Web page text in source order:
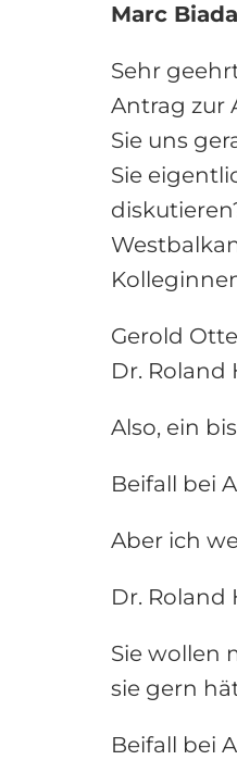
Marc
Sehr
Antrag zur
Sie uns
Sie
Gerold
Dr. Roland
Also, ein
Beifall bei
Aber ich
Dr. Roland
Sie wollen
sie gern
Beifall bei